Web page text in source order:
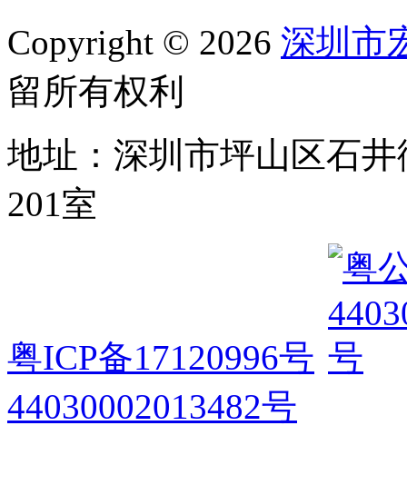
Copyright © 2026 深圳市
留所有权利
地址：深圳市坪山区石
201室
粤ICP备17120996号
44030002013482号